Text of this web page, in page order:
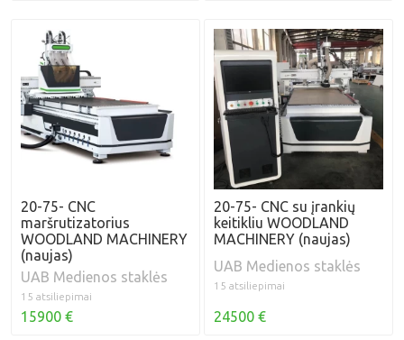
20-75- CNC
maršrutizatorius
WOODLAND MACHINERY
(naujas)
UAB Medienos staklės
15 atsiliepimai
15900 €
20-75- CNC su įrankių
keitikliu WOODLAND
MACHINERY (naujas)
UAB Medienos staklės
15 atsiliepimai
24500 €